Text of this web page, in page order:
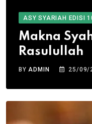
ASY SYARIAH EDISI
Makna
Rasulullah
BY ADMIN 25/09/